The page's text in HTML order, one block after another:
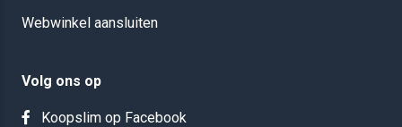
Webwinkel aansluiten
Volg ons op
Koopslim op Facebook